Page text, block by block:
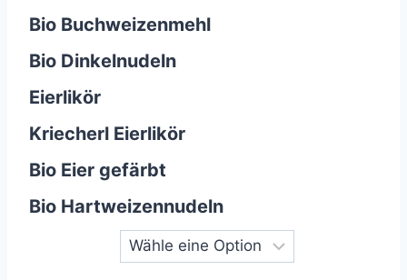
Bio Buchweizenmehl
Bio Dinkelnudeln
Eierlikör
Kriecherl Eierlikör
Bio Eier gefärbt
Bio Hartweizennudeln